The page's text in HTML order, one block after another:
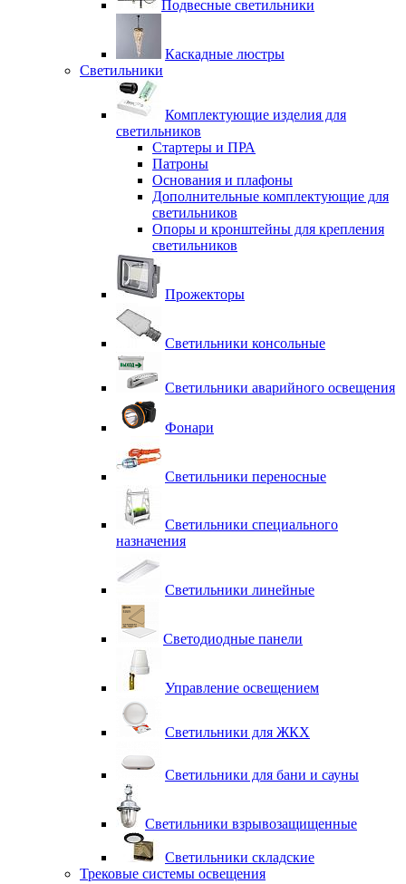
Подвесные светильники
Каскадные люстры
Светильники
Комплектующие изделия для
светильников
Стартеры и ПРА
Патроны
Основания и плафоны
Дополнительные комплектующие для
светильников
Опоры и кронштейны для крепления
светильников
Прожекторы
Светильники консольные
Светильники аварийного освещения
Фонари
Светильники переносные
Светильники специального
назначения
Светильники линейные
Светодиодные панели
Управление освещением
Светильники для ЖКХ
Светильники для бани и сауны
Светильники взрывозащищенные
Светильники складские
Трековые системы освещения